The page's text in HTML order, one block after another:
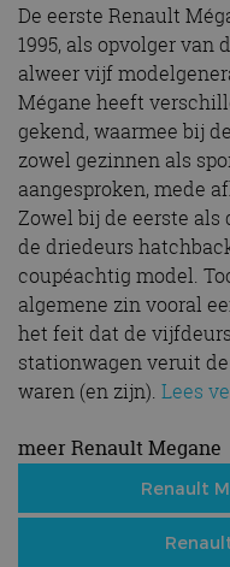
De eerste Renault
1995, als opvolger van
alweer vijf
Mégane heeft
gekend, waarmee bij
zowel gezinnen als
aangesproken, mede
Zowel bij de eerste als
de driedeurs
coupéachtig model.
algemene zin vooral
het feit dat de
stationwagen veruit
waren (en zijn). Lees
meer Renault Megane
Renault